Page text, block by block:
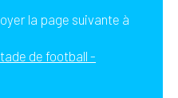
la page suivante à
de football -